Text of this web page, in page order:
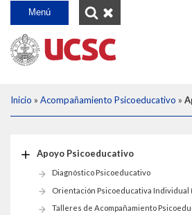
Menú
INICIO
ACOMPAÑAMIENTO PSICOEDUCATIVO
Apoyo Psicoeducativo
Sistema de Tutorías Estudiantiles
EQUIPO
Técnicas de Estudio
PREGUNTAS FRECUENTES
¡INSCRIBETE AQUÍ!
Inicio » Acompañamiento Psicoeducativo »
Apoyo Psicoeducativo
Diagnóstico Psicoeducativo
Orientación Psicoeducativa Individual
Talleres de Acompañamiento